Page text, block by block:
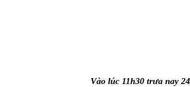
Vào lúc 11h30 trưa nay